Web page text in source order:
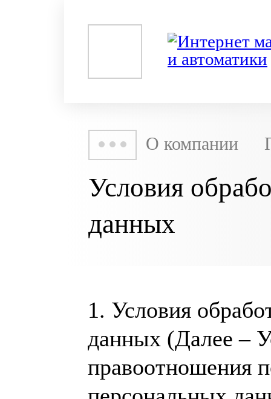
О компании
Условия
данных
1. Условия
данных (Далее –
правоотношения